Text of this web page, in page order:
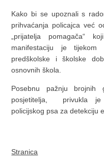
Kako bi se upoznali s
prihvaćanja policajca već
„prijatelja pomagača“
manifestaciju je
predškolske i školske
osnovnih škola.
Posebnu pažnju
posjetitelja, privukla je
policijskog psa za detekciju
Stranica